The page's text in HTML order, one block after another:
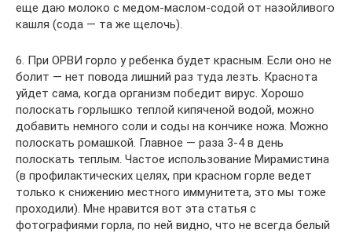
еще даю молоко с медом-маслом-содой от назойливого
кашля (сода — та же щелочь).
6. При ОРВИ горло у ребенка будет красным. Если оно не
болит — нет повода лишний раз туда лезть. Краснота
уйдет сама, когда организм победит вирус. Хорошо
полоскать горлышко теплой кипяченой водой, можно
добавить немного соли и соды на кончике ножа. Можно
полоскать ромашкой. Главное — раза 3-4 в день
полоскать теплым. Частое использование Мирамистина
(в профилактических целях, при красном горле ведет
только к снижению местного иммунитета, это мы тоже
проходили). Мне нравится вот эта статья с
фотографиями горла, по ней видно, что не всегда белый